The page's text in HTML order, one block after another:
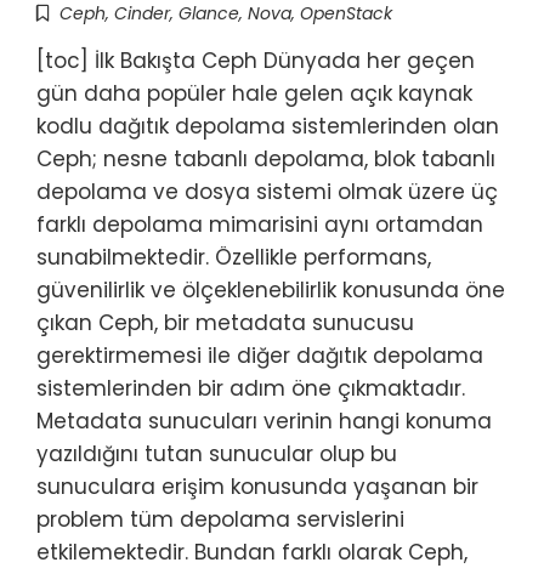
Ceph, Cinder, Glance, Nova, OpenStack
[toc] İlk Bakışta Ceph Dünyada her geçen
gün daha popüler hale gelen açık kaynak
kodlu dağıtık depolama sistemlerinden olan
Ceph; nesne tabanlı depolama, blok tabanlı
depolama ve dosya sistemi olmak üzere üç
farklı depolama mimarisini aynı ortamdan
sunabilmektedir. Özellikle performans,
güvenilirlik ve ölçeklenebilirlik konusunda öne
çıkan Ceph, bir metadata sunucusu
gerektirmemesi ile diğer dağıtık depolama
sistemlerinden bir adım öne çıkmaktadır.
Metadata sunucuları verinin hangi konuma
yazıldığını tutan sunucular olup bu
sunuculara erişim konusunda yaşanan bir
problem tüm depolama servislerini
etkilemektedir. Bundan farklı olarak Ceph,